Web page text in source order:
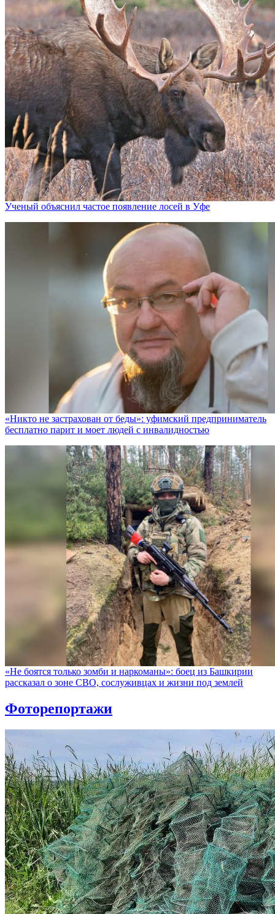
Ученый объяснил частое появление лосей в Уфе
«Никто не заcтрахован от беды»: уфимский предприниматель
бесплатно парит и моет людей с инвалидностью
«Не боятся только зомби и наркоманы»: боец из Башкирии
рассказал о зоне СВО, сослуживцах и жизни под землей
Фоторепортажи